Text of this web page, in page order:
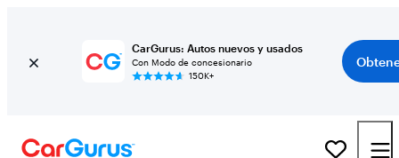
CarGurus: Autos nuevos y usados
Con Modo de concesionario
150K+